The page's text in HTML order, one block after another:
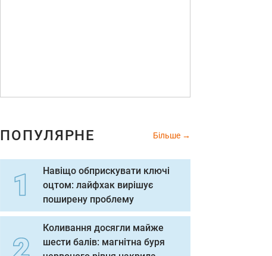
ПОПУЛЯРНЕ Більше
Навіщо обприскувати ключі
оцтом: лайфхак вирішує
поширену проблему
Коливання досягли майже
шести балів: магнітна буря